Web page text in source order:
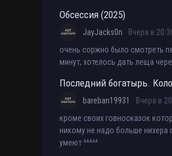
Обсессия (2025)
JayJacks0n
Вчера в
очень соржно было смотреть
минут, хотелось дать леща
Последний богатырь.
bareban19931
Вчера в
кроме своих говносказок
никому не надо больше нихера
умеют ^^^^^